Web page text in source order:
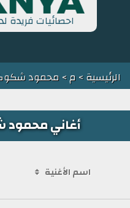
احصائيات
الرئيسية> م> محمود
أغاني محمود
اسم الأغنية